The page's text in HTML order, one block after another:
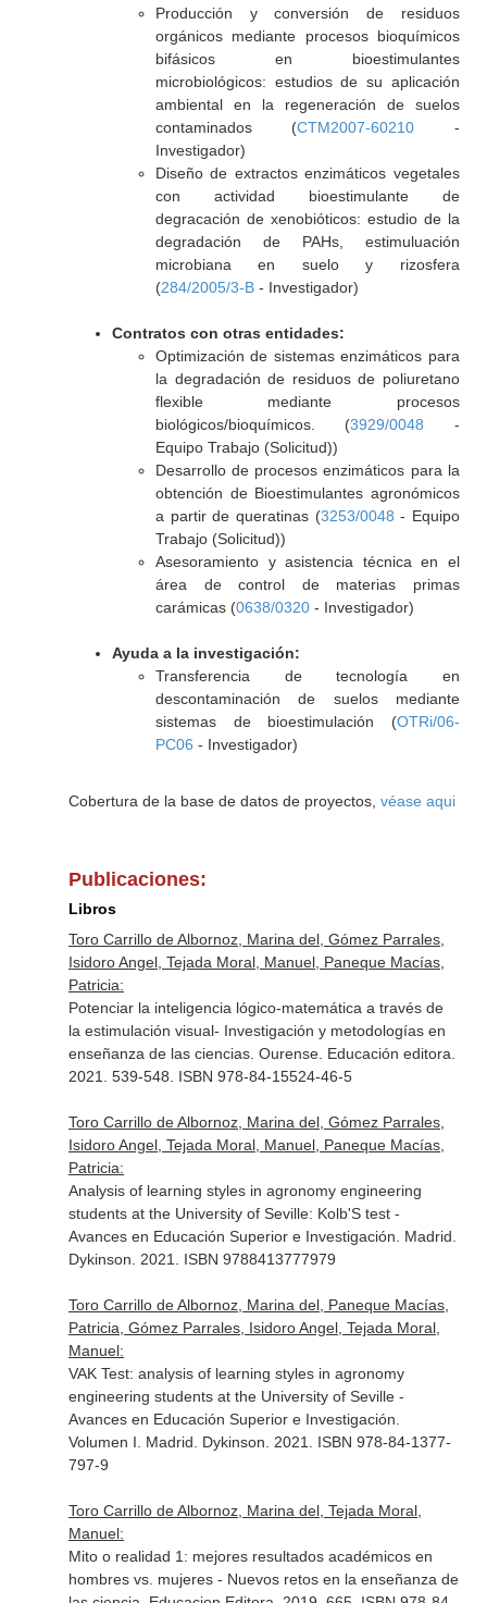
Producción y conversión de residuos
orgánicos mediante procesos bioquímicos
bifásicos en bioestimulantes
microbiológicos: estudios de su aplicación
ambiental en la regeneración de suelos
contaminados (CTM2007-60210 -
Investigador)
Diseño de extractos enzimáticos vegetales
con actividad bioestimulante de
degracación de xenobióticos: estudio de la
degradación de PAHs, estimuluación
microbiana en suelo y rizosfera
(284/2005/3-B- Investigador)
Contratos con otras entidades:
Optimización de sistemas enzimáticos para
la degradación de residuos de poliuretano
flexible mediante procesos
biológicos/bioquímicos. (3929/0048 -
Equipo Trabajo (Solicitud))
Desarrollo de procesos enzimáticos para la
obtención de Bioestimulantes agronómicos
a partir de queratinas (3253/0048 - Equipo
Trabajo (Solicitud))
Asesoramiento y asistencia técnica en el
área de control de materias primas
carámicas (0638/0320- Investigador)
Ayuda a la investigación:
Transferencia de tecnología en
descontaminación de suelos mediante
sistemas de bioestimulación (OTRi/06-
PC06 - Investigador)
Cobertura de la base de datos de proyectos, véase aqui
Publicaciones:
Libros
Toro Carrillo de Albornoz, Marina del, Gómez Parrales,
Isidoro Angel, Tejada Moral, Manuel, Paneque Macías,
Patricia:
Potenciar la inteligencia lógico-matemática a través de
la estimulación visual- Investigación y metodologías en
enseñanza de las ciencias. Ourense. Educación editora.
2021. 539-548. ISBN 978-84-15524-46-5
Toro Carrillo de Albornoz, Marina del, Gómez Parrales,
Isidoro Angel, Tejada Moral, Manuel, Paneque Macías,
Patricia:
Analysis of learning styles in agronomy engineering
students at the University of Seville: Kolb'S test -
Avances en Educación Superior e Investigación. Madrid.
Dykinson. 2021. ISBN 9788413777979
Toro Carrillo de Albornoz, Marina del, Paneque Macías,
Patricia, Gómez Parrales, Isidoro Angel, Tejada Moral,
Manuel:
VAK Test: analysis of learning styles in agronomy
engineering students at the University of Seville -
Avances en Educación Superior e Investigación.
Volumen I. Madrid. Dykinson. 2021. ISBN 978-84-1377-
797-9
Toro Carrillo de Albornoz, Marina del, Tejada Moral,
Manuel:
Mito o realidad 1: mejores resultados académicos en
hombres vs. mujeres - Nuevos retos en la enseñanza de